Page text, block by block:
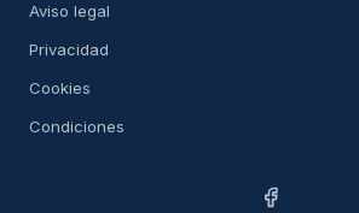
Aviso legal
Privacidad
Cookies
Condiciones